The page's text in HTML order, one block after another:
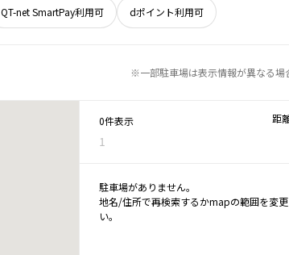
QT-net SmartPay利用可 dポイント利用可
※一部駐車場は表示情報が異なる場
0件表示
1
距
駐車場がありません。
地名/住所で再検索するかmapの範囲を変
い。